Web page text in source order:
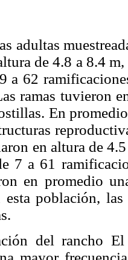
adultas
de 4.8 a 8.4
a 62
ramas tuvieron
En
en altura de
7 a 61
en promedio
esta población,
del rancho El